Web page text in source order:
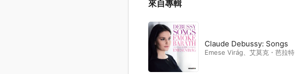
來自專輯
Claude Debussy: Songs
Emese Virág 艾莫克・芭拉特